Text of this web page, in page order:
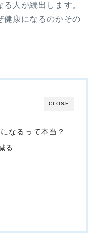
人が続出します。
健康になるのかその
CLOSE
なるって本当？
る